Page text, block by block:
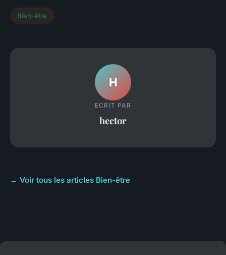
Bien-être
H
ECRIT PAR
hector
← Voir tous les articles Bien-être